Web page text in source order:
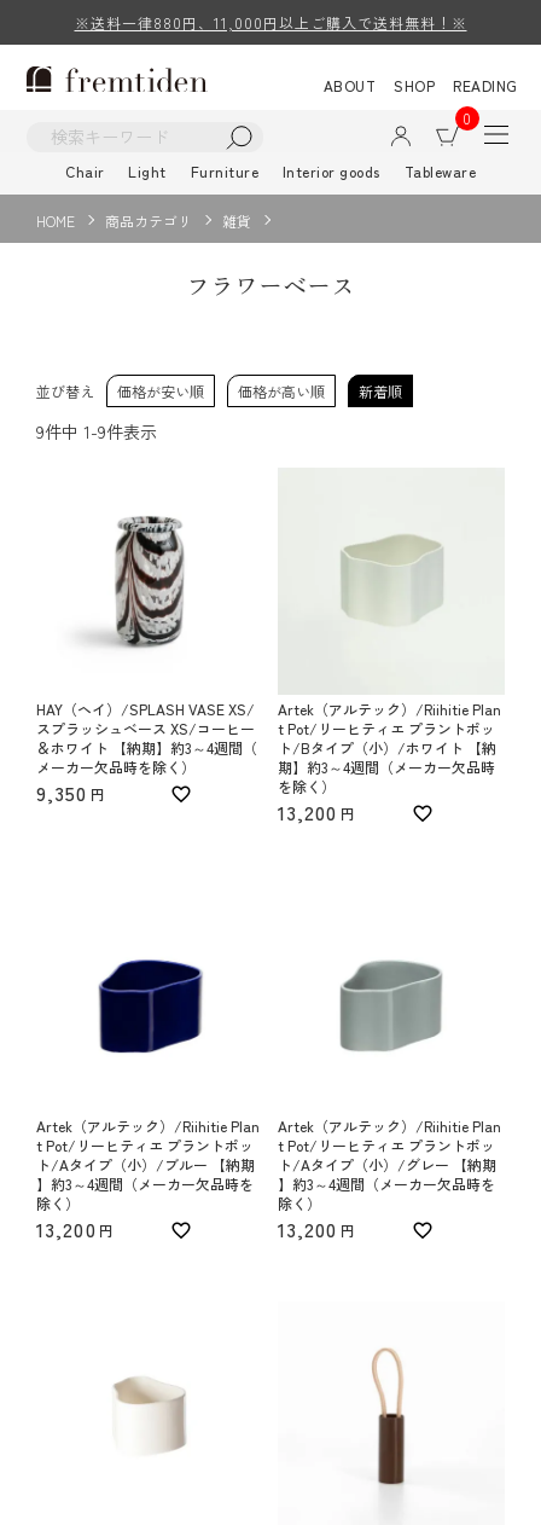
※送料一律880円、11,000円以上ご購入で送料無料！※
ABOUT SHOP
READING
0
Chair Light Furniture Interior goods Tableware
HOME 商品カテゴリ 雑貨
フラワーベース
並び替え 価格が安い順 価格が高い順 新着順
9件中 1-9件表示
HAY（ヘイ）/SPLASH VASE XS/
スプラッシュベース XS/コーヒー
＆ホワイト 【納期】約3～4週間（
メーカー欠品時を除く）
9,350
Artek（アルテック）/Riihitie Plan
t Pot/リーヒティエ プラントポッ
ト/Bタイプ（小）/ホワイト 【納
期】約3～4週間（メーカー欠品時
を除く）
13,200
Artek（アルテック）/Riihitie Plan
t Pot/リーヒティエ プラントポッ
ト/Aタイプ（小）/ブルー 【納期
】約3～4週間（メーカー欠品時を
除く）
13,200
Artek（アルテック）/Riihitie Plan
t Pot/リーヒティエ プラントポッ
ト/Aタイプ（小）/グレー 【納期
】約3～4週間（メーカー欠品時を
除く）
13,200